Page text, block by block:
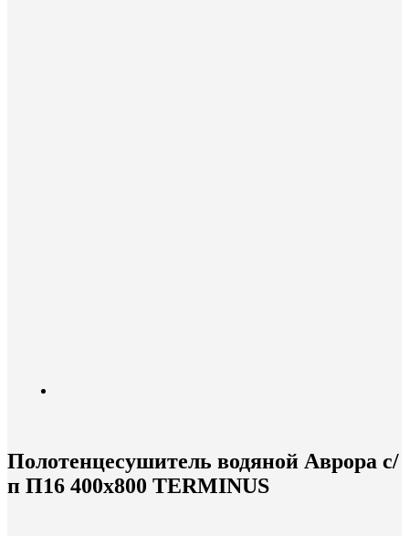
Полотенцесушитель водяной Аврора с/
п П16 400х800 TERMINUS